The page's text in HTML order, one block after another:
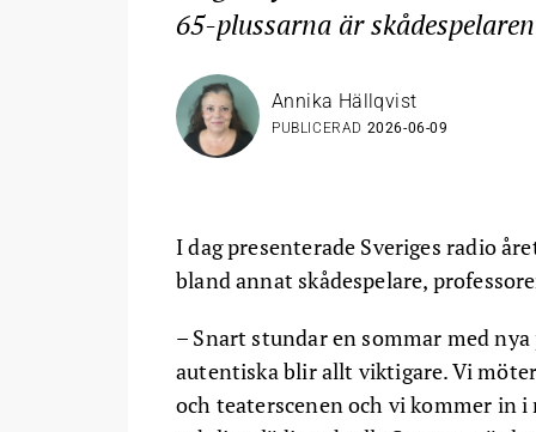
65-plussarna är
Annika Hällqvist
PUBLICERAD 2026-06-09
I dag presenterade Sveriges radio
bland annat skådespelare,
– Snart stundar en sommar med
autentiska blir allt viktigare. Vi
och teaterscenen och vi kommer in